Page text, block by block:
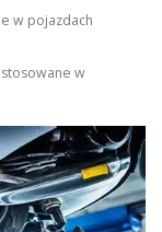
w pojazdach
stosowane w